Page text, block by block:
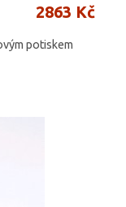
2863 Kč
potiskem